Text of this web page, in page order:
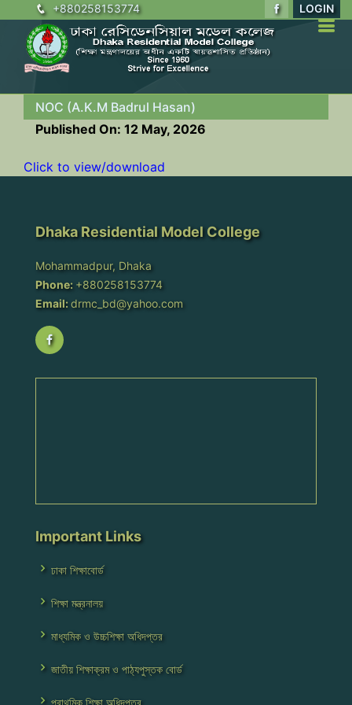
+880258153774 LOGIN
NOC (A.K.M Badrul Hasan)
Published On: 12 May, 2026
Click to view/download
Dhaka Residential Model College
Mohammadpur, Dhaka
Phone: +880258153774
Email: drmc_bd@yahoo.com
Important Links
ঢাকা শিক্ষাবোর্ড
শিক্ষা মন্ত্রনালয়
মাধ্যমিক ও উচ্চশিক্ষা অধিদপ্তর
জাতীয় শিক্ষাক্রম ও পাঠ্যপুস্তক বোর্ড
প্রাথমিক শিক্ষা অধিদপ্তর